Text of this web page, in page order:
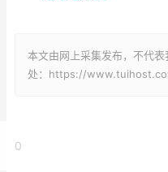
本文由网上采集发布，不代
处：https://
0